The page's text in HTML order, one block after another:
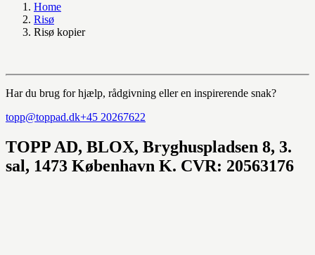
Home
Risø
Risø kopier
Har du brug for hjælp, rådgivning eller en inspirerende snak?
topp@toppad.dk+45 20267622
TOPP AD, BLOX, Bryghuspladsen 8, 3.
sal, 1473 København K. CVR: 20563176